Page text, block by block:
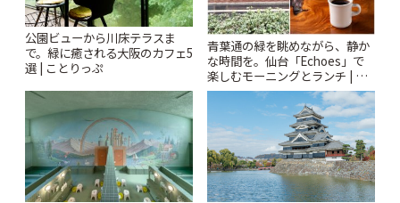
公園ビューから川床テラスま
で。緑に癒される大阪のカフェ5
選 | ことりっぷ
青葉通の緑を眺めながら、静か
な時間を。仙台「Echoes」で
楽しむモーニングとランチ | こ
とりっぷ